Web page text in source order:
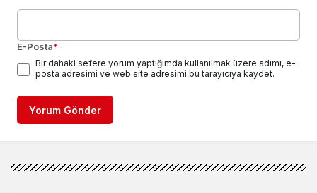
E-Posta*
Bir dahaki sefere yorum yaptığımda kullanılmak üzere adımı, e-
posta adresimi ve web site adresimi bu tarayıcıya kaydet.
Yorum Gönder